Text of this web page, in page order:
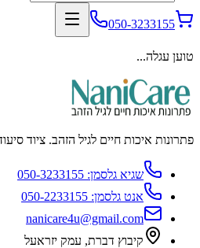
050-3233155
טוען עגלה...
פתרונות איכות חיים לגיל הזהב. ציוד
שגיא גלסמן: 050-3233155
אנט גלסמן: 050-2233155
nanicare4u@gmail.com
קיבוץ דברת, עמק יזראעל